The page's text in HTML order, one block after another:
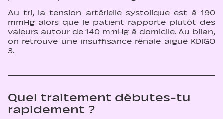
Au tri, la tension artérielle systolique est à 190
mmHg alors que le patient rapporte plutôt des
valeurs autour de 140 mmHg à domicile. Au bilan,
on retrouve une insuffisance rénale aiguë KDIGO
3.
Quel traitement débutes-tu
rapidement ?